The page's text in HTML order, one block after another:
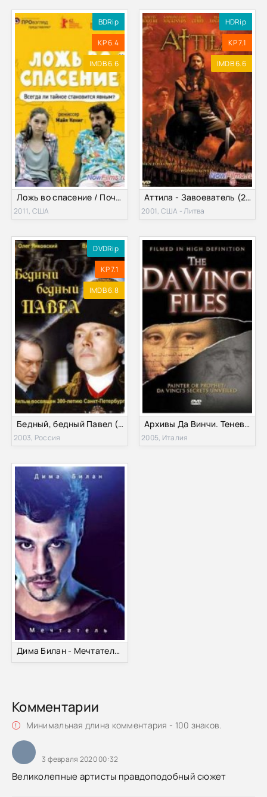
BDRip
KP 6.4
IMDB 6.6
Ложь во спасение / Почти белая ложь (2011)
2011, США
HDRip
KP 7.1
IMDB 6.6
Аттила - Завоеватель (2001)
2001, США - Литва
DVDRip
KP 7.1
IMDB 6.8
Бедный, бедный Павел (2003)
2003, Россия
Архивы Да Винчи. Теневая сторона выдающегося человека (2005)
2005, Италия
Дима Билан - Мечтатель (2011) МР3
Комментарии
Минимальная длина комментария - 100 знаков.
3 февраля 2020 00:32
Великолепные артисты правдоподобный сюжет